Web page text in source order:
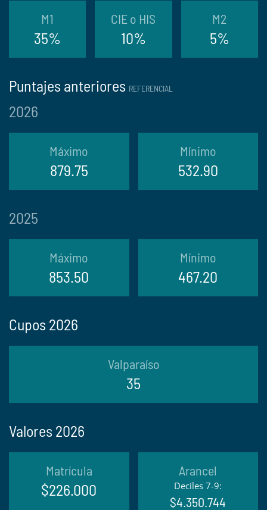
M1
35%
CIE o HIS
10%
M2
5%
Puntajes anteriores REFERENCIAL
2026
Máximo
879.75
Mínimo
532.90
2025
Máximo
853.50
Mínimo
467.20
Cupos 2026
Valparaíso
35
Valores 2026
Matrícula
$226.000
Arancel
Deciles 7-9:
$4.350.744